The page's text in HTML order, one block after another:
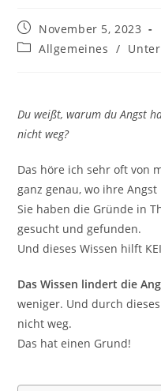
Beitrag
veröffentlicht:
November 5, 2023
Beitrags-
Allgemeines /
Du weißt, warum du Angst
nicht weg?
Das höre ich sehr oft von
ganz genau, wo ihre
Sie haben die Gründe in
gesucht und gefunden.
Und dieses Wissen hilft
Das Wissen lindert die
weniger. Und durch
nicht weg.
Das hat einen Grund!